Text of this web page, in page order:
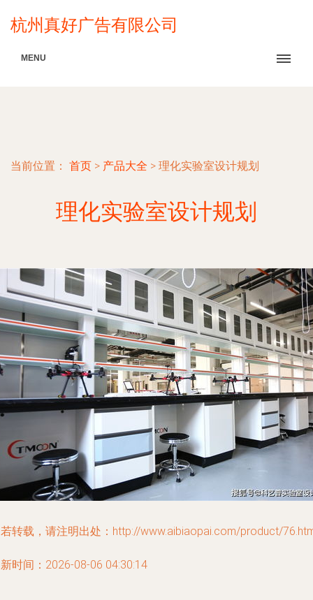
杭州真好广告有限公司
MENU
当前位置： 首页 > 产品大全 > 理化实验室设计规划
理化实验室设计规划
转载，请注明出处：http://www.aibiaopai.com/product/
时间：2026-08-06 04:30:14